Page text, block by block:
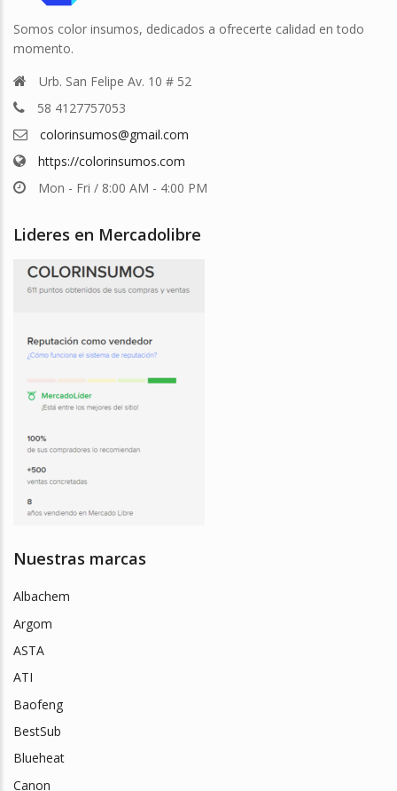
Somos color insumos, dedicados a ofrecerte calidad en todo
momento.
Urb. San Felipe Av. 10 # 52
58 4127757053
colorinsumos@gmail.com
https://colorinsumos.com
Mon - Fri / 8:00 AM - 4:00 PM
Lideres en Mercadolibre
Nuestras marcas
Albachem
Argom
ASTA
ATI
Baofeng
BestSub
Blueheat
Canon